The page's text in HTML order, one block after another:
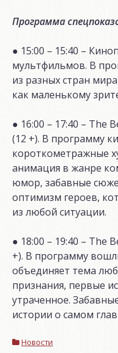
Программа
● 15:00 – 15:40 –
мультфильмов. В
из разных стран
как маленькому
● 16:00 – 17:40 – The
(12 +). В программу
короткометражные
анимация в жанре
юмор, забавные
оптимизм героев,
из любой ситуации.
● 18:00 – 19:40 – The
+). В программу
объединяет тема
признания, первые
утраченное.
истории о самом
Новости